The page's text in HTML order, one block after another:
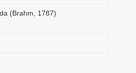
(Brahm, 1787)